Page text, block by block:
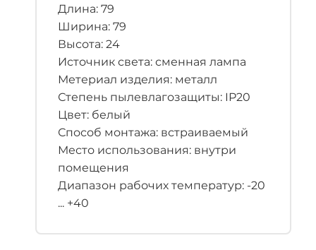
Длина: 79
Ширина: 79
Высота: 24
Источник света: сменная лампа
Метериал изделия: металл
Степень пылевлагозащиты: IP20
Цвет: белый
Способ монтажа: встраиваемый
Место использования: внутри
помещения
Диапазон рабочих температур: -20
... +40